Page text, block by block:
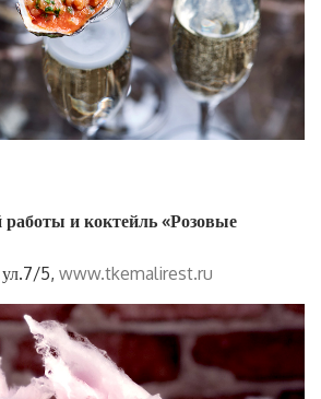
и коктейль «Розовые
5, www.tkemalirest.ru